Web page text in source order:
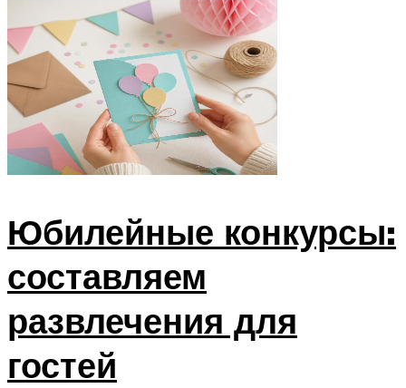
Юбилейные конкурсы:
составляем
развлечения для
гостей